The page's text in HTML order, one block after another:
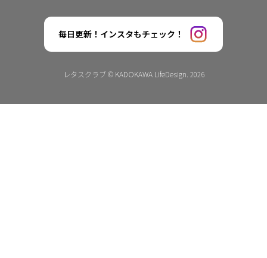
毎日更新！インスタもチェック！
レタスクラブ © KADOKAWA LifeDesign. 2026